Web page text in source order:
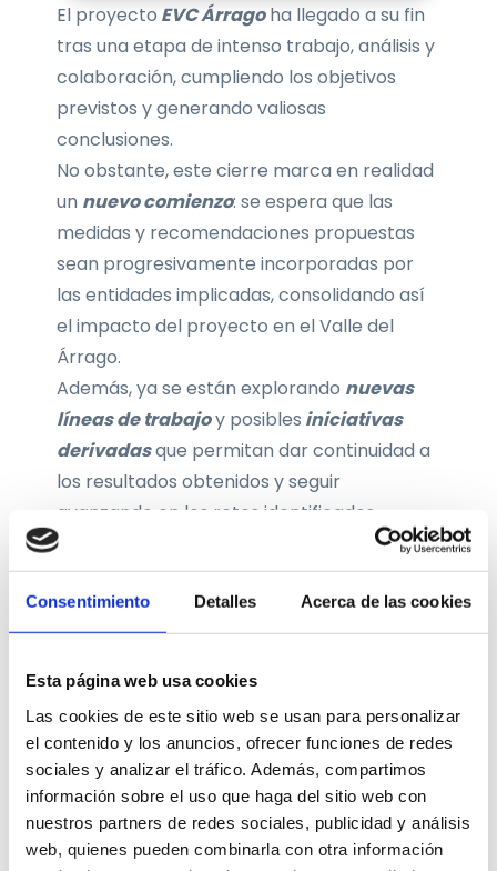
Consentimiento Detalles Acerca de las cookies
Esta página web usa cookies
Las cookies de este sitio web se usan para personalizar
el contenido y los anuncios, ofrecer funciones de redes
sociales y analizar el tráfico. Además, compartimos
información sobre el uso que haga del sitio web con
nuestros partners de redes sociales, publicidad y análisis
web, quienes pueden combinarla con otra información
El proyecto EVC Árragoha llegado a su fin
tras una etapa de intenso trabajo, análisis y
colaboración, cumpliendo los objetivos
previstos y generando valiosas
conclusiones.
No obstante, este cierre marca en realidad
un nuevo comienzo: se espera que las
medidas y recomendaciones propuestas
sean progresivamente incorporadas por
las entidades implicadas, consolidando así
el impacto del proyecto en el Valle del
Árrago.
Además, ya se están explorando nuevas
líneas de trabajoy posibles iniciativas
derivadasque permitan dar continuidad a
los resultados obtenidos y seguir
avanzando en los retos identificados.